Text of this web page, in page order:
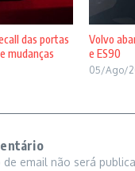
das portas
mudanças
Volvo
e ES90
05/Ago/
de email não será